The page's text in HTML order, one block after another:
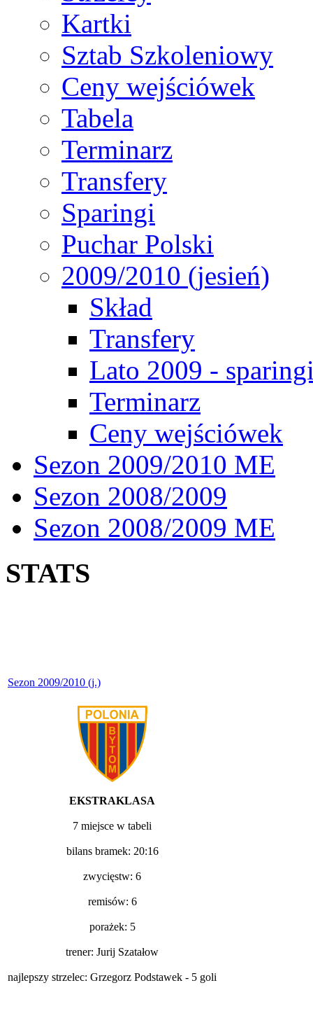
Kartki
Sztab Szkoleniowy
Ceny wejściówek
Tabela
Terminarz
Transfery
Sparingi
Puchar Polski
2009/2010 (jesień)
Skład
Transfery
Lato 2009 -
Terminarz
Ceny wejściówek
Sezon 2009/2010 ME
Sezon 2008/2009
Sezon 2008/2009 ME
STATS
Sezon 2009/2010 (j.)
EKSTRAKLASA
7 miejsce w tabeli
bilans bramek: 20:16
zwycięstw: 6
remisów: 6
porażek: 5
trener: Jurij Szatałow
najlepszy strzelec: Grzegorz Podstawek - 5 goli